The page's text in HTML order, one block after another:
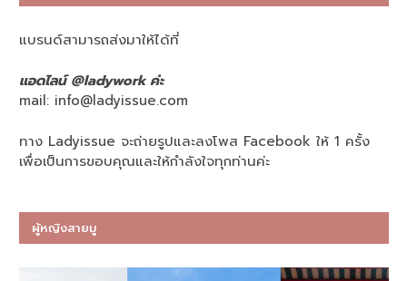
แบรนด์สามารถส่งมาให้ได้ที่
แอดไลน์ @ladywork ค่ะ
mail: info@ladyissue.com
ทาง Ladyissue จะถ่ายรูปและลงโพส Facebook ให้ 1 ครั้ง
เพื่อเป็นการขอบคุณและให้กำลังใจทุกท่านค่ะ
ผู้หญิงสายมู